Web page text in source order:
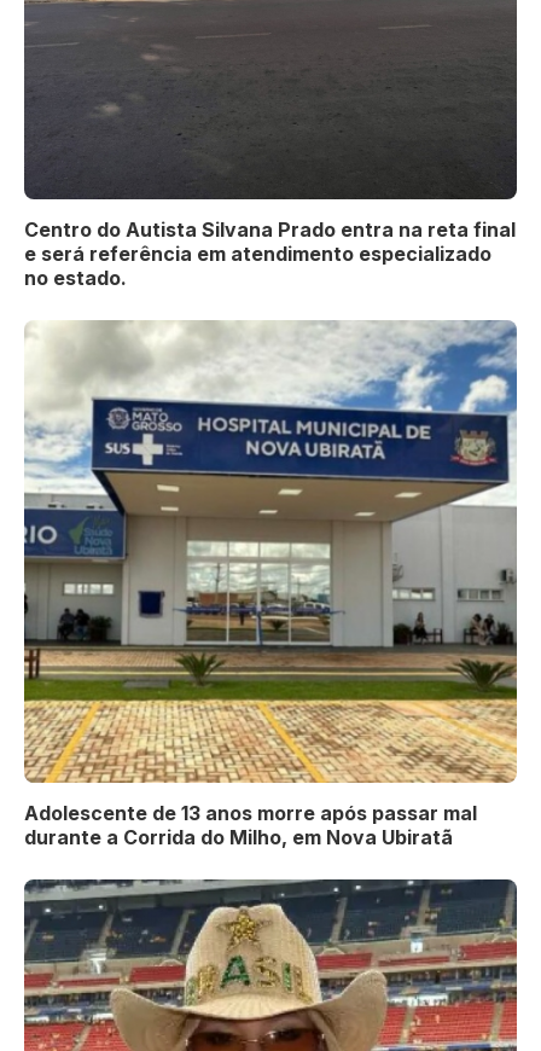
Centro do Autista Silvana Prado entra na reta final
e será referência em atendimento especializado
no estado.
Adolescente de 13 anos morre após passar mal
durante a Corrida do Milho, em Nova Ubiratã